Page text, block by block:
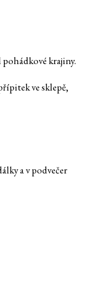
krajiny.
ve sklepě,
a v podvečer